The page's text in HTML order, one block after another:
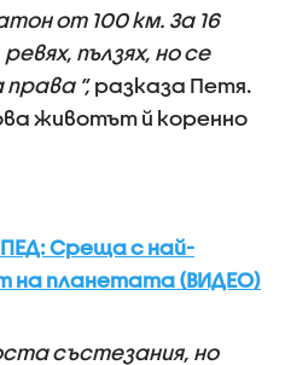
от 100 км. За 16
пълзях, но се
“, разказа Петя.
животът й коренно
Среща с най-
на планетата (ВИДЕО)
състезания, но